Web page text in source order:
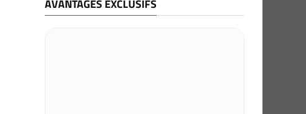
AVANTAGES EXCLUSIFS